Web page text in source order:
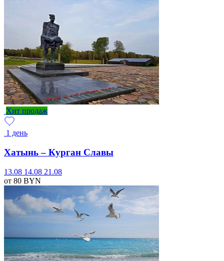
Хит продаж
1 день
Хатынь – Курган Славы
13.08 14.08 21.08
от 80 BYN